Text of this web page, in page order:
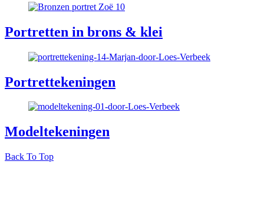
Portretten in brons & klei
Portrettekeningen
Modeltekeningen
Back To Top